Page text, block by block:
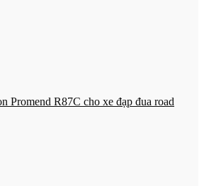
Promend R87C cho xe đạp đua road